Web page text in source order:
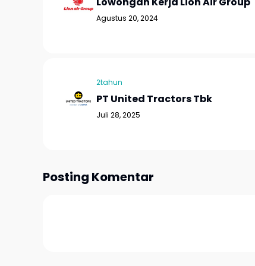
Agustus 20, 2024
2tahun
PT United Tractors Tbk
Juli 28, 2025
Posting Komentar